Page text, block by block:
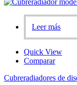
Leer más
Quick View
Comparar
Cubreradiadores de